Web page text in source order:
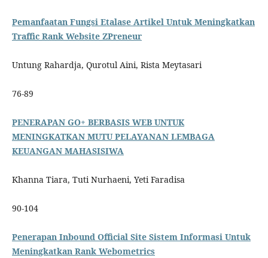
Pemanfaatan Fungsi Etalase Artikel Untuk Meningkatkan
Traffic Rank Website ZPreneur
Untung Rahardja, Qurotul Aini, Rista Meytasari
76-89
PENERAPAN GO+ BERBASIS WEB UNTUK
MENINGKATKAN MUTU PELAYANAN LEMBAGA
KEUANGAN MAHASISIWA
Khanna Tiara, Tuti Nurhaeni, Yeti Faradisa
90-104
Penerapan Inbound Official Site Sistem Informasi Untuk
Meningkatkan Rank Webometrics